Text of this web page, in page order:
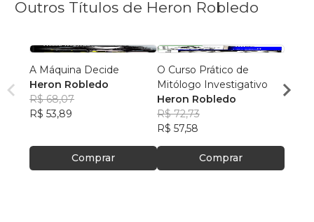
Outros Títulos de Heron Robledo
A Máquina Decide
Heron Robledo
R$ 68,07
R$ 53,89
Comprar
O Curso Prático de
Mitólogo Investigativo
Heron Robledo
R$ 72,73
R$ 57,58
Comprar
R$